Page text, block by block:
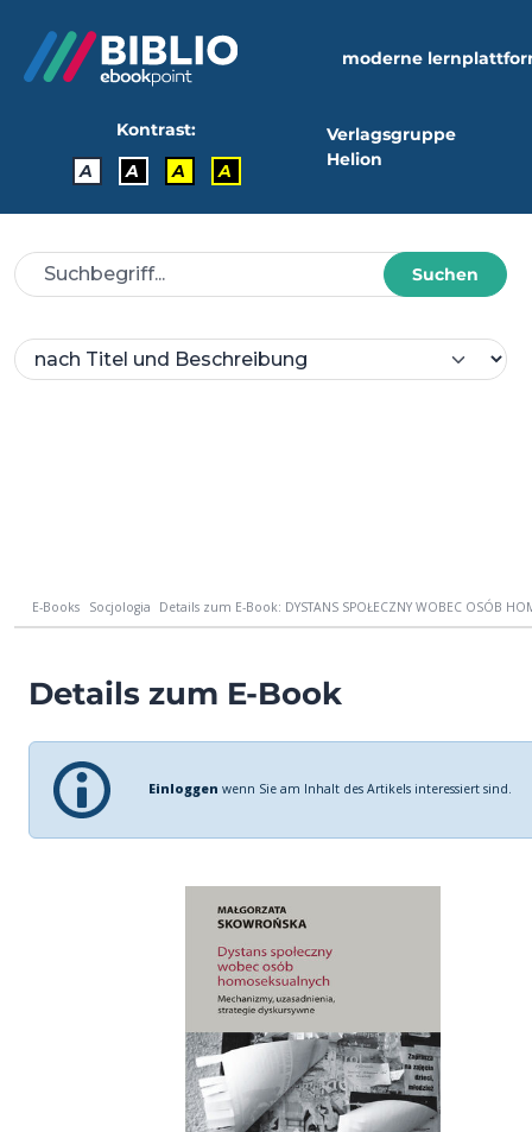
moderne
Kontrast:
A
A A A
Verlagsgruppe
Helion
Suchen
E-Books Socjologia Details zum E-Book: DYSTANS SPOŁECZNY WOBEC OSÓB
Details zum E-Book
Einloggen wenn Sie am Inhalt des Artikels interessiert sind.